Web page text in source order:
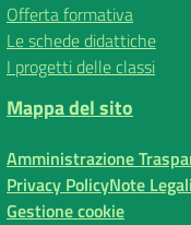
Offerta formativa
Le schede didattiche
I progetti delle classi
Mappa del sito
Amministrazione
Privacy PolicyNote Legali
Gestione cookie